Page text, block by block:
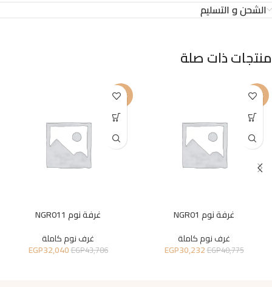
الشحن و التسليم
منتجات ذات صلة
-26%
غرفة نوم NGR01
غرف نوم كاملة
EGP40,775
EGP30,232
-27%
غرفة نوم NGR011
غرف نوم كاملة
EGP43,786
EGP32,040